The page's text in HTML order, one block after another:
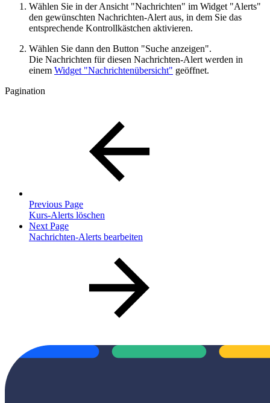
Wählen Sie in der Ansicht "Nachrichten" im Widget "Alerts"
den gewünschten Nachrichten-Alert aus, in dem Sie das
entsprechende Kontrollkästchen aktivieren.
Wählen Sie dann den Button "Suche anzeigen".
Die Nachrichten für diesen Nachrichten-Alert werden in
einem Widget "Nachrichtenübersicht" geöffnet.
Pagination
Previous Page
Kurs-Alerts löschen
Next Page
Nachrichten-Alerts bearbeiten